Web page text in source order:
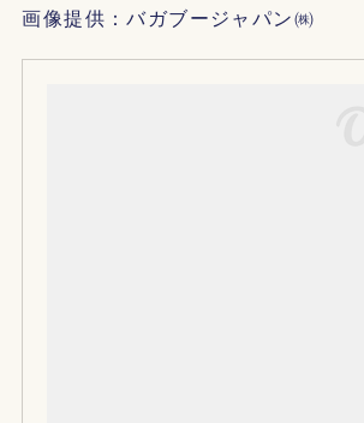
画像提供：バガブージャパン㈱